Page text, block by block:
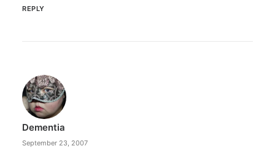
REPLY
Dementia
September 23, 2007